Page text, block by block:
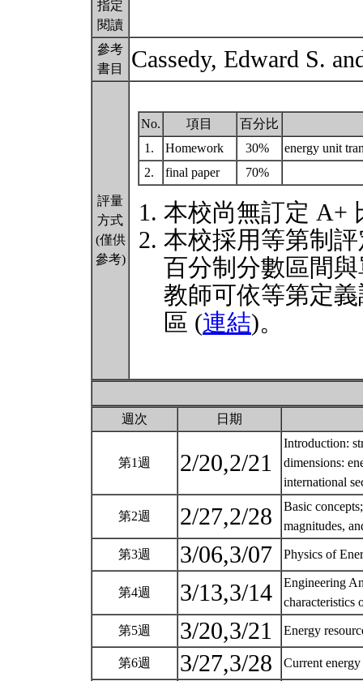
指定
閱讀
參考
書目
Cassedy, Edward S.
評量
方式
(僅供
參考)
No. 項目
百分比
1.
Homework 30%
energy unit
2.
final paper 70%
本校尚無訂定 A+
本校採用等第制
百分制分數區間
教師可依等第定
區 (連結)。
週次 日期
第1週 2/20,2/21
Introduction:
dimensions:
international
第2週 2/27,2/28
Basic
magnitudes,
第3週 3/06,3/07 Physics of
第4週 3/13,3/14
Engineering
characteristics
第5週 3/20,3/21 Energy
第6週 3/27,3/28 Current